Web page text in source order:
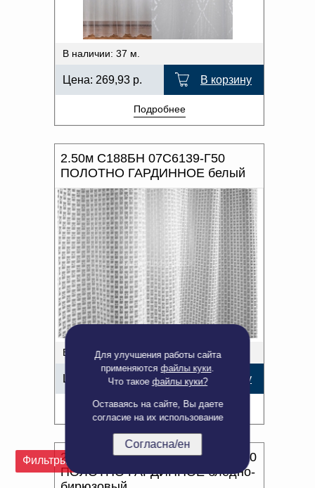
Для улучшения работы сайта
применяютсяфайлы куки.
Что такое файлы куки?
Оставаясь на сайте, Вы даете
согласие на их использование
Согласна/ен
Фильтры
В наличии: 37 м.
Цена: 269,93 р. В корзину
Подробнее
2.50м С188БН 07С6139-Г50
ПОЛОТНО ГАРДИННОЕ белый
В наличии: 270 м.
Цена: 148,76р. В корзину
Подробнее
2.50м С188БНК/250 06С6096-Г50
ПОЛОТНО ГАРДИННОЕ бледно-